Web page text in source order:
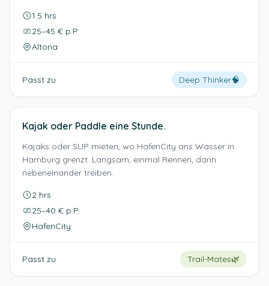
1.5 hrs
25–45 € p.P.
Altona
Passt zu Deep Thinker🧠
Kajak oder Paddle eine Stunde.
Kajaks oder SUP mieten, wo HafenCity ans Wasser in
Hamburg grenzt. Langsam, einmal Rennen, dann
nebeneinander treiben.
2 hrs
25–40 € p.P.
HafenCity
Passt zu Trail-Mates🌿